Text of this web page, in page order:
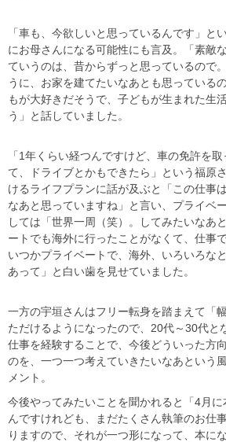
「車も、今欲しいと思っているんです」と
にお母さんになる可能性にも言及。「素敵
ていうのは、昔からずっと思っているので
うに、お家を建てたいなあとも思っている
もが大好きだそうで、子どもが生まれた生
う」と話していました。
「1年くらい経つんですけど、車の免許を
て、ドライブとかもできたら」という福原
けるライフプランに話が及ぶと「この仕事
なあと思っていますね」と言い、プライベ
しては「世界一周（笑）。してみたいなあ
ートでも海外に行ったことがなくて、仕事
いつかプライベートで、海外、いろいろな
あって」と白い歯を見せていました。
一方の宇垣さんはフリー転身を踏まえて「
ただけるようになったので、20代～30代と
仕事を経験することで、今後どういった方
のを、一つ一つ考えていきたいなあという
メント。
今後やってみたいことを聞かれると「4月
んですけれども、まだたくさん執筆のお仕
りますので、それが一つ形になって、本に